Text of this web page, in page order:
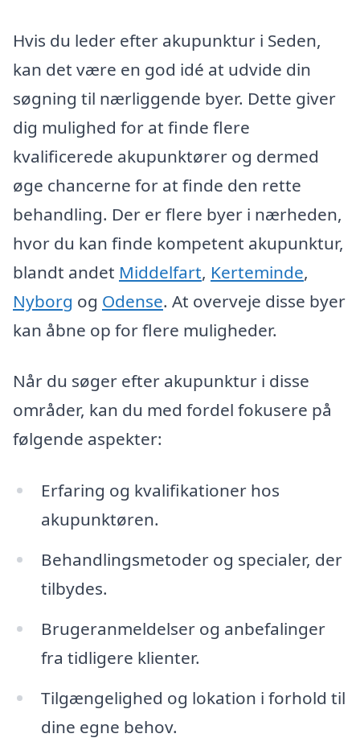
Hvis du leder efter akupunktur i Seden,
kan det være en god idé at udvide din
søgning til nærliggende byer. Dette giver
dig mulighed for at finde flere
kvalificerede akupunktører og dermed
øge chancerne for at finde den rette
behandling. Der er flere byer i nærheden,
hvor du kan finde kompetent akupunktur,
blandt andet Middelfart, Kerteminde,
Nyborg og Odense. At overveje disse byer
kan åbne op for flere muligheder.
Når du søger efter akupunktur i disse
områder, kan du med fordel fokusere på
følgende aspekter:
Erfaring og kvalifikationer hos
akupunktøren.
Behandlingsmetoder og specialer, der
tilbydes.
Brugeranmeldelser og anbefalinger
fra tidligere klienter.
Tilgængelighed og lokation i forhold til
dine egne behov.